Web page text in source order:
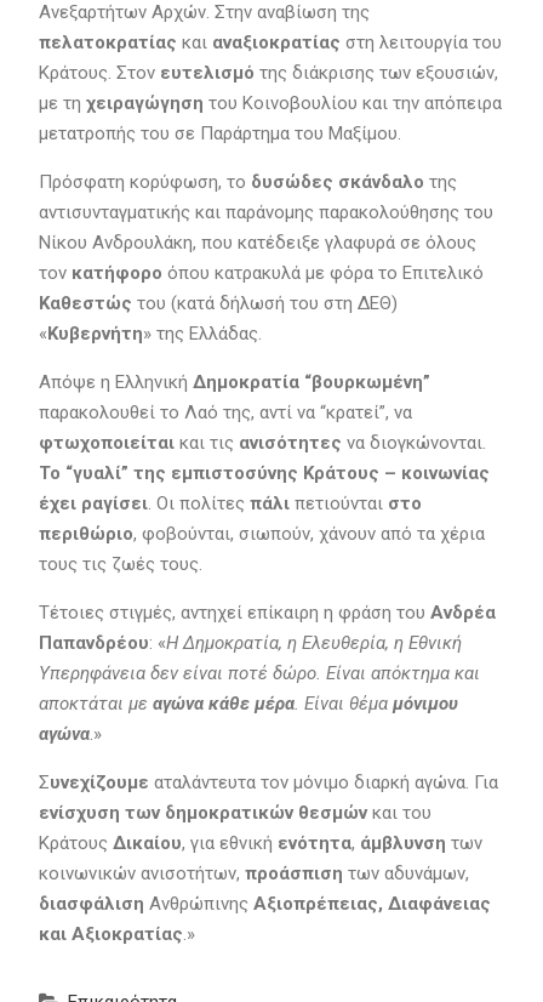
Ανεξαρτήτων Αρχών. Στην αναβίωση της
πελατοκρατίας και αναξιοκρατίας στη λειτουργία του
Κράτους. Στον ευτελισμό της διάκρισης των εξουσιών,
με τη χειραγώγηση του Κοινοβουλίου και την απόπειρα
μετατροπής του σε Παράρτημα του Μαξίμου.
Πρόσφατη κορύφωση, το δυσώδες σκάνδαλο της
αντισυνταγματικής και παράνομης παρακολούθησης του
Νίκου Ανδρουλάκη, που κατέδειξε γλαφυρά σε όλους
τον κατήφορο όπου κατρακυλά με φόρα το Επιτελικό
Καθεστώς του (κατά δήλωσή του στη ΔΕΘ)
« Κυβερνήτη» της Ελλάδας.
Απόψε η Ελληνική Δημοκρατία “βουρκωμένη”
παρακολουθεί το Λαό της, αντί να “κρατεί”, να
φτωχοποιείταικαι τις ανισότητες να διογκώνονται.
Το “γυαλί” της εμπιστοσύνης Κράτους – κοινωνίας
έχει ραγίσει. Οι πολίτες πάλι πετιούνταιστο
περιθώριο, φοβούνται, σιωπούν, χάνουν από τα χέρια
τους τις ζωές τους.
Τέτοιες στιγμές, αντηχεί επίκαιρη η φράση του Ανδρέα
Παπανδρέου: «Η Δημοκρατία, η Ελευθερία, η Εθνική
Υπερηφάνεια δεν είναι ποτέ δώρο. Είναι απόκτημα και
αποκτάται με αγώνα κάθε μέρα. Είναι θέμα μόνιμου
αγώνα.»
Συνεχίζουμε αταλάντευτα τον μόνιμο διαρκή αγώνα. Για
ενίσχυση των δημοκρατικών θεσμώνκαι του
Κράτους Δικαίου, για εθνική ενότητα, άμβλυνση των
κοινωνικών ανισοτήτων, προάσπιση των αδυνάμων,
διασφάλιση Ανθρώπινης Αξιοπρέπειας, Διαφάνειας
και Αξιοκρατίας.»